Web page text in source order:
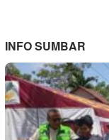
INFO SUMBAR